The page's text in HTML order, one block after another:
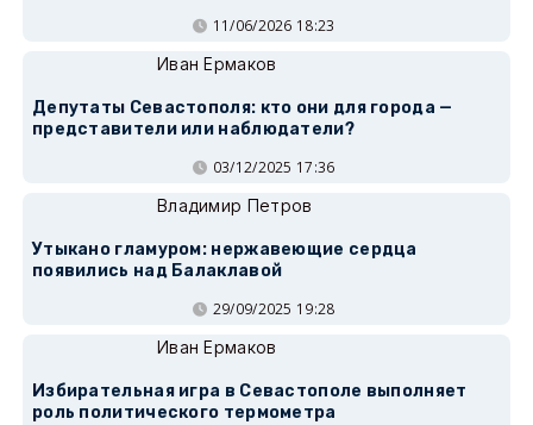
11/06/2026 18:23
Иван Ермаков
Депутаты Севастополя: кто они для города —
представители или наблюдатели?
03/12/2025 17:36
Владимир Петров
Утыкано гламуром: нержавеющие сердца
появились над Балаклавой
29/09/2025 19:28
Иван Ермаков
Избирательная игра в Севастополе выполняет
роль политического термометра